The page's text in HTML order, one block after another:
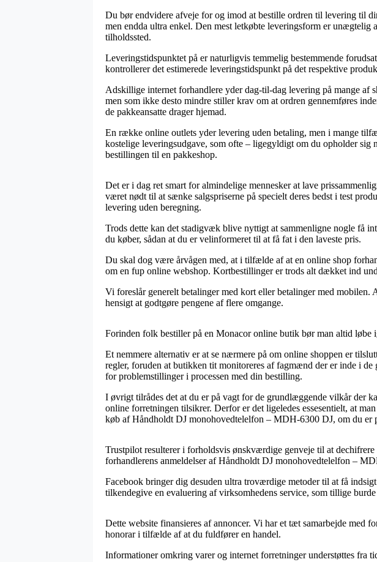
Du bør endvidere afveje for og imod at bestille ordren til levering til
men endda ultra enkel. Den mest letkøbte leveringsform er
tilholdssted.
Leveringstidspunktet på er naturligvis temmelig bestemmende
kontrollerer det estimerede leveringstidspunkt på det respektive
Adskillige internet forhandlere yder dag-til-dag levering på mange
men som ikke desto mindre stiller krav om at ordren gennemføres
de pakkeansatte drager hjemad.
En række online outlets yder levering uden betaling, men i mange
kostelige leveringsudgave, som ofte – ligegyldigt om du opholder
bestillingen til en pakkeshop.
Det er i dag ret smart for almindelige mennesker at lave
været nødt til at sænke salgspriserne på specielt deres bedst i test
levering uden beregning.
Trods dette kan det stadigvæk blive nyttigt at sammenligne nogle få
du køber, sådan at du er velinformeret til at få fat i den laveste pris.
Du skal dog være årvågen med, at i tilfælde af at en online shop
om en fup online webshop. Kortbestillinger er trods alt dækket ind
Vi foreslår generelt betalinger med kort eller betalinger med
hensigt at godtgøre pengene af flere omgange.
Forinden folk bestiller på en Monacor online butik bør man altid løbe
Et nemmere alternativ er at se nærmere på om online shoppen er
regler, foruden at butikken tit monitoreres af fagmænd der er inde i
for problemstillinger i processen med din bestilling.
I øvrigt tilrådes det at du er på vagt for de grundlæggende vilkår der
online forretningen tilsikrer. Derfor er det ligeledes essesentielt, at
køb af Håndholdt DJ monohovedtelelfon – MDH-6300 DJ, om du er
Trustpilot resulterer i forholdsvis ønskværdige genveje til at
forhandlerens anmeldelser af Håndholdt DJ monohovedtelelfon –
Facebook bringer dig desuden ultra troværdige metoder til at få
tilkendegive en evaluering af virksomhedens service, som tillige
Dette website finansieres af annoncer. Vi har et tæt samarbejde med
honorar i tilfælde af at du fuldfører en handel.
Informationer omkring varer og internet forretninger understøttes fra